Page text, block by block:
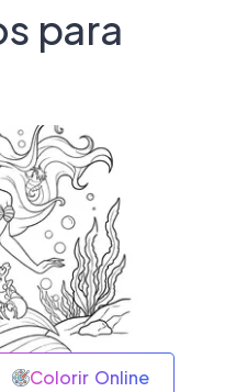
para
Colorir Online